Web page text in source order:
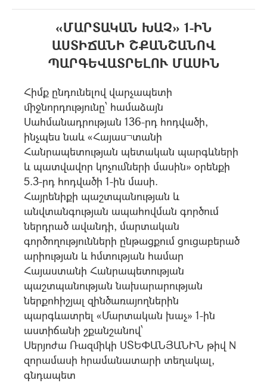
«ՄԱՐՏԱԿԱՆ ԽԱՉ» 1-ԻՆ
ԱՍՏԻՃԱՆԻ ՇՔԱՆՇԱՆՈՎ
ՊԱՐԳԵՎԱՏՐԵԼՈՒ ՄԱՍԻՆ
Հիմք ընդունելով վարչապետի
միջնորդությունը՝ համաձայն
Սահմանադրության 136-րդ հոդվածի,
ինչպես նաև «Հայաս¬տանի
Հանրապետության պետական պարգևների
և պատվավոր կոչումների մասին» օրենքի
5.3-րդ հոդվածի 1-ին մասի.
Հայրենիքի պաշտպանության և
անվտանգության ապահովման գործում
ներդրած ավանդի, մարտական
գործողությունների ընթացքում ցուցաբերած
արիության և հմտության համար
Հայաստանի Հանրապետության
պաշտպանության նախարարության
ներքոհիշյալ զինծառայողներին
պարգևատրել «Մարտական խաչ» 1-ին
աստիճանի շքանշանով՝
Սերյոժա Ռազմիկի ՍՏԵՓԱՆՅԱՆԻՆ թիվ N
զորամասի հրամանատարի տեղակալ,
գնդապետ